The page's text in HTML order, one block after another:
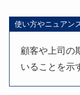
使い方やニュアン
顧客や上司の
いることを示